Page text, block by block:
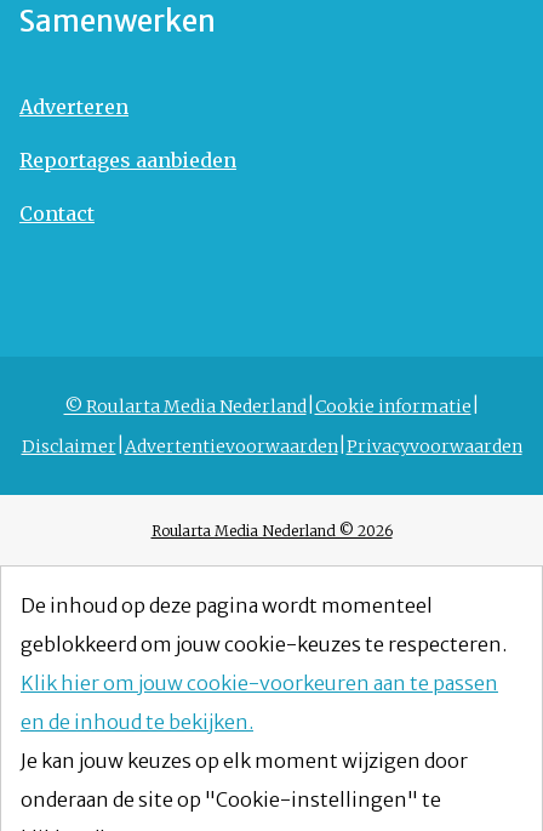
Samenwerken
Adverteren
Reportages aanbieden
Contact
© Roularta Media Nederland Cookie informatie
Disclaimer Advertentievoorwaarden Privacyvoorwaarden
Roularta Media Nederland © 2026
De inhoud op deze pagina wordt momenteel
geblokkeerd om jouw cookie-keuzes te respecteren.
Klik hier om jouw cookie-voorkeuren aan te passen
en de inhoud te bekijken.
Je kan jouw keuzes op elk moment wijzigen door
onderaan de site op "Cookie-instellingen" te